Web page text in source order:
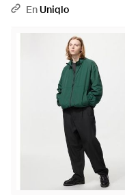
Tobillero Vaquero - Azul
EnUniqlo